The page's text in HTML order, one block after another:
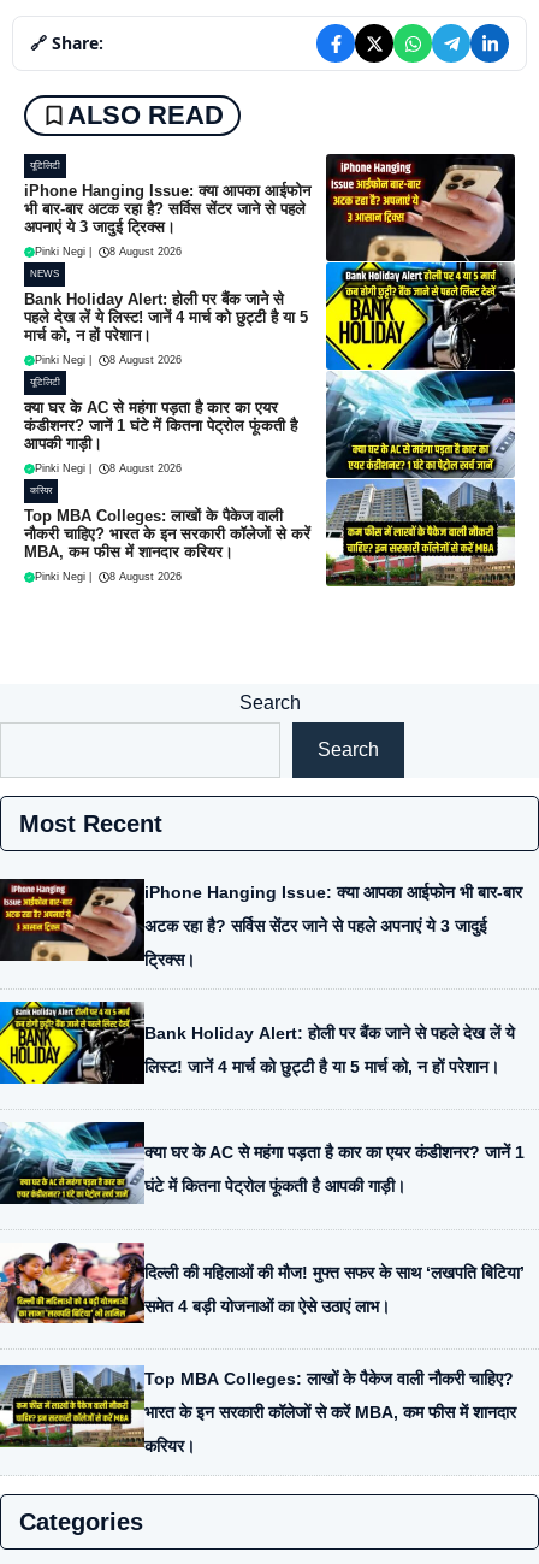
🔗 Share:
ALSO READ
यूटिलिटी
iPhone Hanging Issue: क्या आपका आईफोन
भी बार-बार अटक रहा है? सर्विस सेंटर जाने से पहले
अपनाएं ये 3 जादुई ट्रिक्स।
Pinki Negi 8 August 2026
NEWS
Bank Holiday Alert: होली पर बैंक जाने से
पहले देख लें ये लिस्ट! जानें 4 मार्च को छुट्टी है या 5
मार्च को, न हों परेशान।
Pinki Negi 8 August 2026
यूटिलिटी
क्या घर के AC से महंगा पड़ता है कार का एयर
कंडीशनर? जानें 1 घंटे में कितना पेट्रोल फूंकती है
आपकी गाड़ी।
Pinki Negi 8 August 2026
करियर
Top MBA Colleges: लाखों के पैकेज वाली
नौकरी चाहिए? भारत के इन सरकारी कॉलेजों से करें
MBA, कम फीस में शानदार करियर।
Pinki Negi 8 August 2026
Search
Search
Most Recent
iPhone Hanging Issue: क्या आपका आईफोन भी बार-बार
अटक रहा है? सर्विस सेंटर जाने से पहले अपनाएं ये 3 जादुई
ट्रिक्स।
Bank Holiday Alert: होली पर बैंक जाने से पहले देख लें ये
लिस्ट! जानें 4 मार्च को छुट्टी है या 5 मार्च को, न हों परेशान।
क्या घर के AC से महंगा पड़ता है कार का एयर कंडीशनर? जानें 1
घंटे में कितना पेट्रोल फूंकती है आपकी गाड़ी।
दिल्ली की महिलाओं की मौज! मुफ्त सफर के साथ ‘लखपति बिटिया’
समेत 4 बड़ी योजनाओं का ऐसे उठाएं लाभ।
Top MBA Colleges: लाखों के पैकेज वाली नौकरी चाहिए?
भारत के इन सरकारी कॉलेजों से करें MBA, कम फीस में शानदार
करियर।
Categories